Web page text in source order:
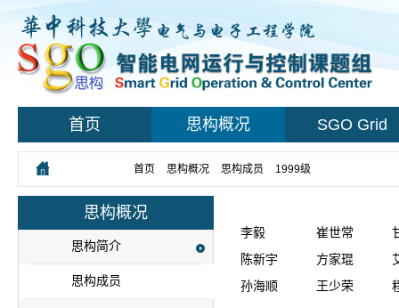
首页 思构概况 SGO Grid
首页 思构概况 思构成员 1999级
思构概况
思构简介
思构成员
李毅 崔世常
陈新宇
方家琨
孙海顺
王少荣